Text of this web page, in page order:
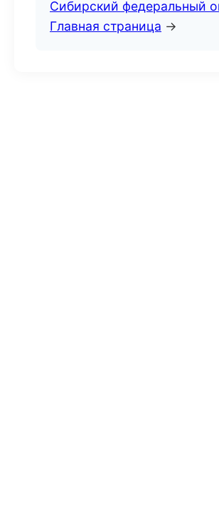
Сибирский федеральный
Главная страница →